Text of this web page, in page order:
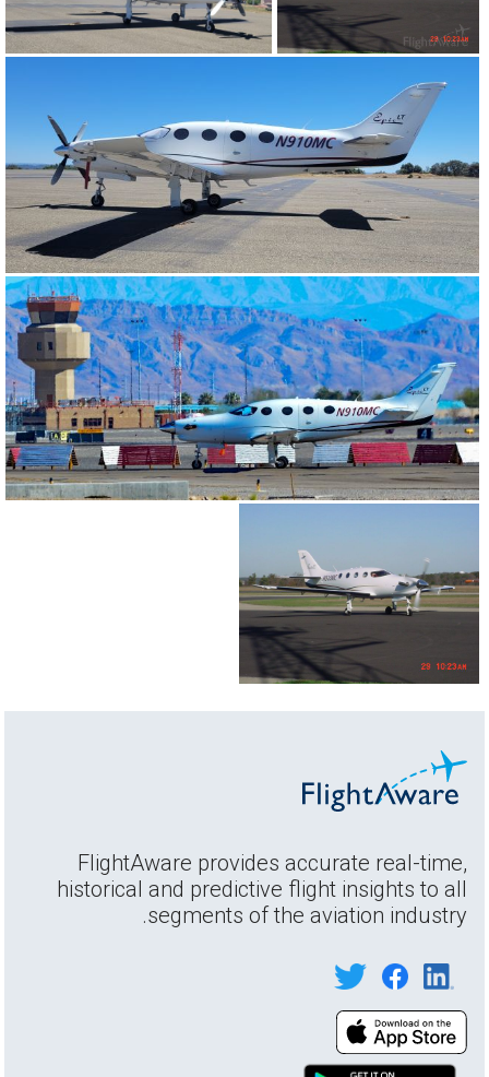
FlightAware provides accurate real-time,
historical and predictive flight insights to all
segments of the aviation industry.